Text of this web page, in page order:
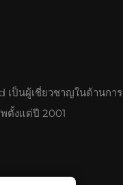
เป็นผู้เชี่ยวชาญในด้านการ
ตั้งแต่ปี 2001